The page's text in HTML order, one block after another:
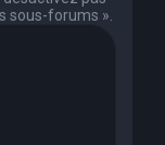
sous-forums ».